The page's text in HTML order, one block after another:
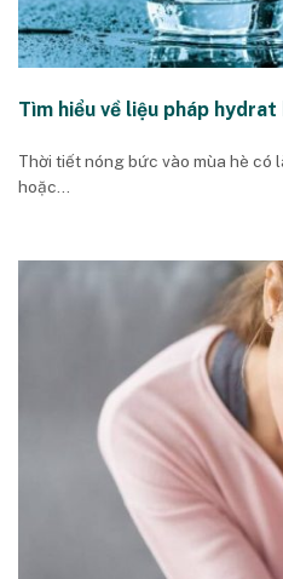
Tìm hiểu về liệu pháp hydrat
Thời tiết nóng bức vào mùa hè có
hoặc...